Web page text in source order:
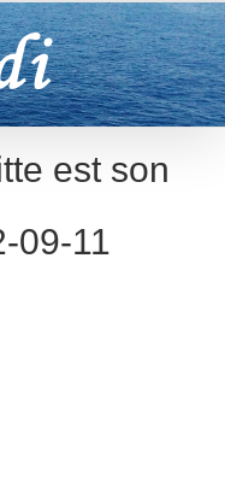
est son
09-11